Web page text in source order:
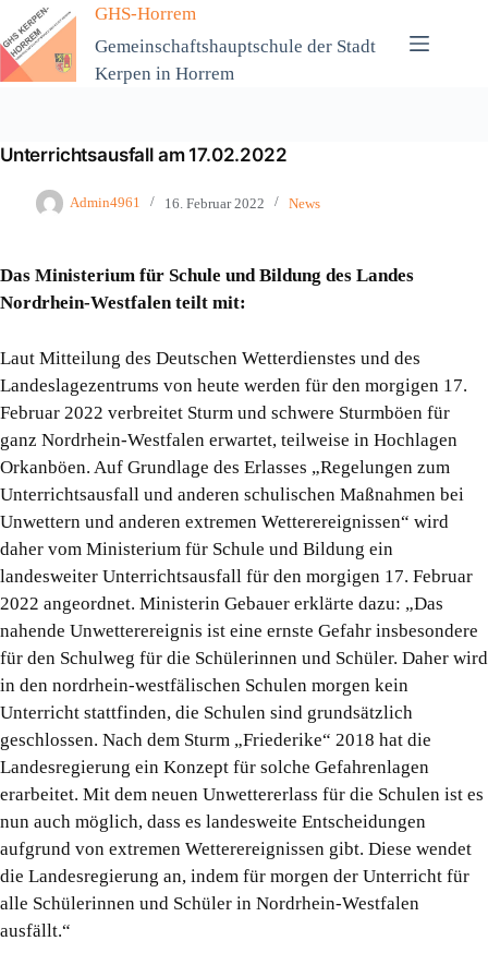
Zum
Inhalt
springen
GHS-Horrem
Gemeinschaftshauptschule der Stadt
Kerpen in Horrem
Unterrichtsausfall am 17.02.2022
Admin4961 16. Februar 2022 News
Das Ministerium für Schule und Bildung des Landes
Nordrhein-Westfalen teilt mit:
Laut Mitteilung des Deutschen Wetterdienstes und des
Landeslagezentrums von heute werden für den morgigen 17.
Februar 2022 verbreitet Sturm und schwere Sturmböen für
ganz Nordrhein-Westfalen erwartet, teilweise in Hochlagen
Orkanböen. Auf Grundlage des Erlasses „Regelungen zum
Unterrichtsausfall und anderen schulischen Maßnahmen bei
Unwettern und anderen extremen Wetterereignissen“ wird
daher vom Ministerium für Schule und Bildung ein
landesweiter Unterrichtsausfall für den morgigen 17. Februar
2022 angeordnet. Ministerin Gebauer erklärte dazu: „Das
nahende Unwetterereignis ist eine ernste Gefahr insbesondere
für den Schulweg für die Schülerinnen und Schüler. Daher wird
in den nordrhein-westfälischen Schulen morgen kein
Unterricht stattfinden, die Schulen sind grundsätzlich
geschlossen. Nach dem Sturm „Friederike“ 2018 hat die
Landesregierung ein Konzept für solche Gefahrenlagen
erarbeitet. Mit dem neuen Unwettererlass für die Schulen ist es
nun auch möglich, dass es landesweite Entscheidungen
aufgrund von extremen Wetterereignissen gibt. Diese wendet
die Landesregierung an, indem für morgen der Unterricht für
alle Schülerinnen und Schüler in Nordrhein-Westfalen
ausfällt.“